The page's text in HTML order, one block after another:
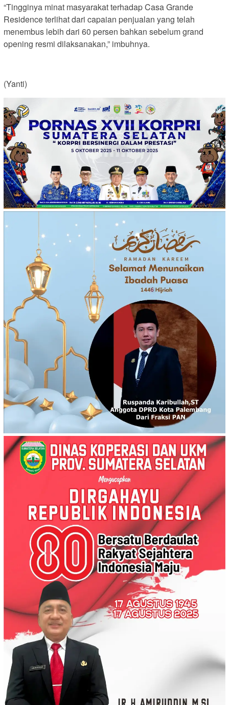
“Tingginya minat masyarakat terhadap Casa Grande
Residence terlihat dari capaian penjualan yang telah
menembus lebih dari 60 persen bahkan sebelum grand
opening resmi dilaksanakan,” imbuhnya.
(Yanti)